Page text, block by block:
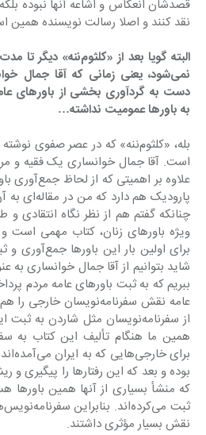
نقد کنند و اصلا رسالت نویسنده همین
نمی‌شود، یعنی زمانی که آقا جمال
دست به گردآوری بخشی از باورهای
به باورها عمومیت نداشته…
بله، «کلثوم‌ننه» که در عصر صفوی
علاوه بر
چنانکه گفتم هم از نظر نگاه انتقادی و
ویژه باورهای زنان، کتاب مهمی است
شاید بتوانیم از آقا جمال خوانساری به
عامه نقش سفرنامه‌نویسان
که منشأ بسیاری از آنها همین باورها
نقش بسیار مؤثری داشتند.